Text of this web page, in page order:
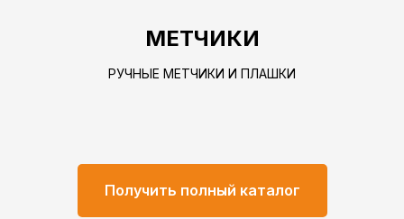
МЕТЧИКИ
РУЧНЫЕ МЕТЧИКИ И ПЛАШКИ
Получить полный каталог